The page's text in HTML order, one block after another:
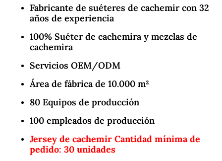
Fabricante de suéteres de cachemir con 32
años de experiencia
100% Suéter de cachemira y mezclas de
cachemira
Servicios OEM/ODM
Área de fábrica de 10.000 m²
80 Equipos de producción
100 empleados de producción
Jersey de cachemir Cantidad mínima de
pedido: 30 unidades